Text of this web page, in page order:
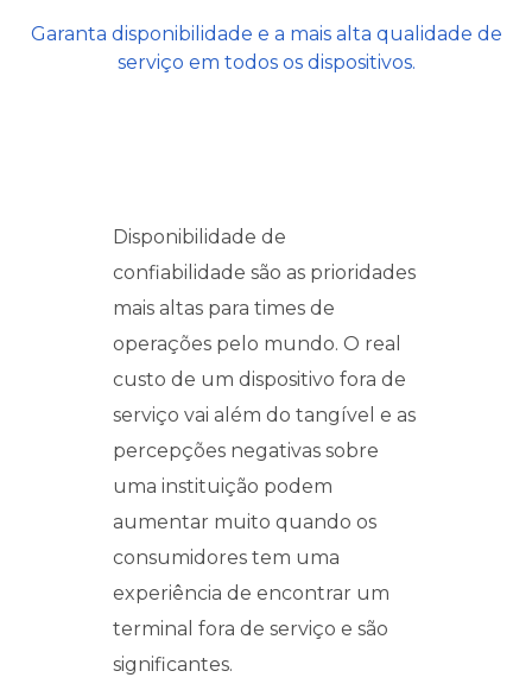
Garanta disponibilidade e a mais alta qualidade de
serviço em todos os dispositivos.
Disponibilidade de
confiabilidade são as prioridades
mais altas para times de
operações pelo mundo. O real
custo de um dispositivo fora de
serviço vai além do tangível e as
percepções negativas sobre
uma instituição podem
aumentar muito quando os
consumidores tem uma
experiência de encontrar um
terminal fora de serviço e são
significantes.